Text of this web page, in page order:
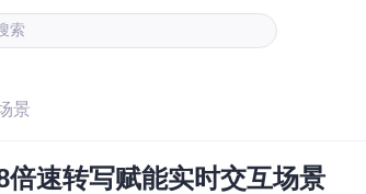
索
景
速转写赋能实时交互场景